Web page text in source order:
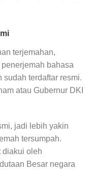
terjemahan,
bahasa
sudah terdaftar resmi.
atau Gubernur DKI
jadi lebih yakin
tersumpah.
diakui oleh
Besar negara